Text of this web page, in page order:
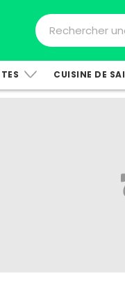
CUISINE DE